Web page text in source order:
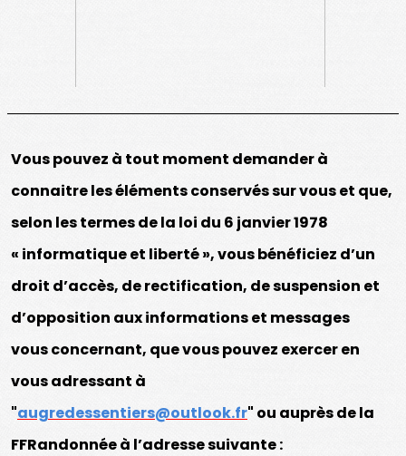
Vous pouvez à tout moment demander à
connaitre les éléments conservés sur vous et que,
selon les termes de la loi du 6 janvier 1978
« informatique et liberté », vous bénéficiez d’un
droit d’accès, de rectification, de suspension et
d’opposition aux informations et messages
vous concernant, que vous pouvez exercer en
vous adressant à
"augredessentiers@outlook.fr" ou auprès de la
FFRandonnée à l’adresse suivante :